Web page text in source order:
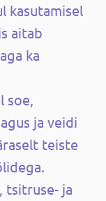
kasutamisel
aitab
ka
ja veidi
teiste
tsitruse- ja